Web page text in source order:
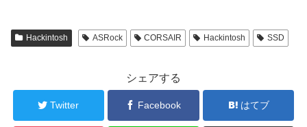
Hackintosh ASRock CORSAIR Hackintosh SSD
シェアする
Twitter Facebook はてブ